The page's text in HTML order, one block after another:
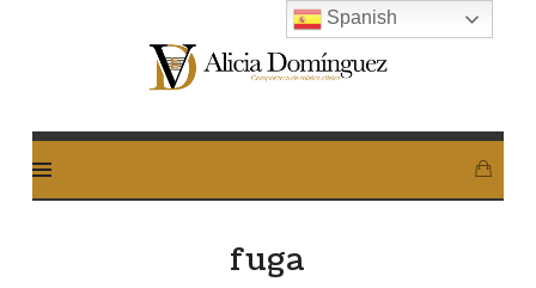
Alicia
Dominguez
fuga
Spanish